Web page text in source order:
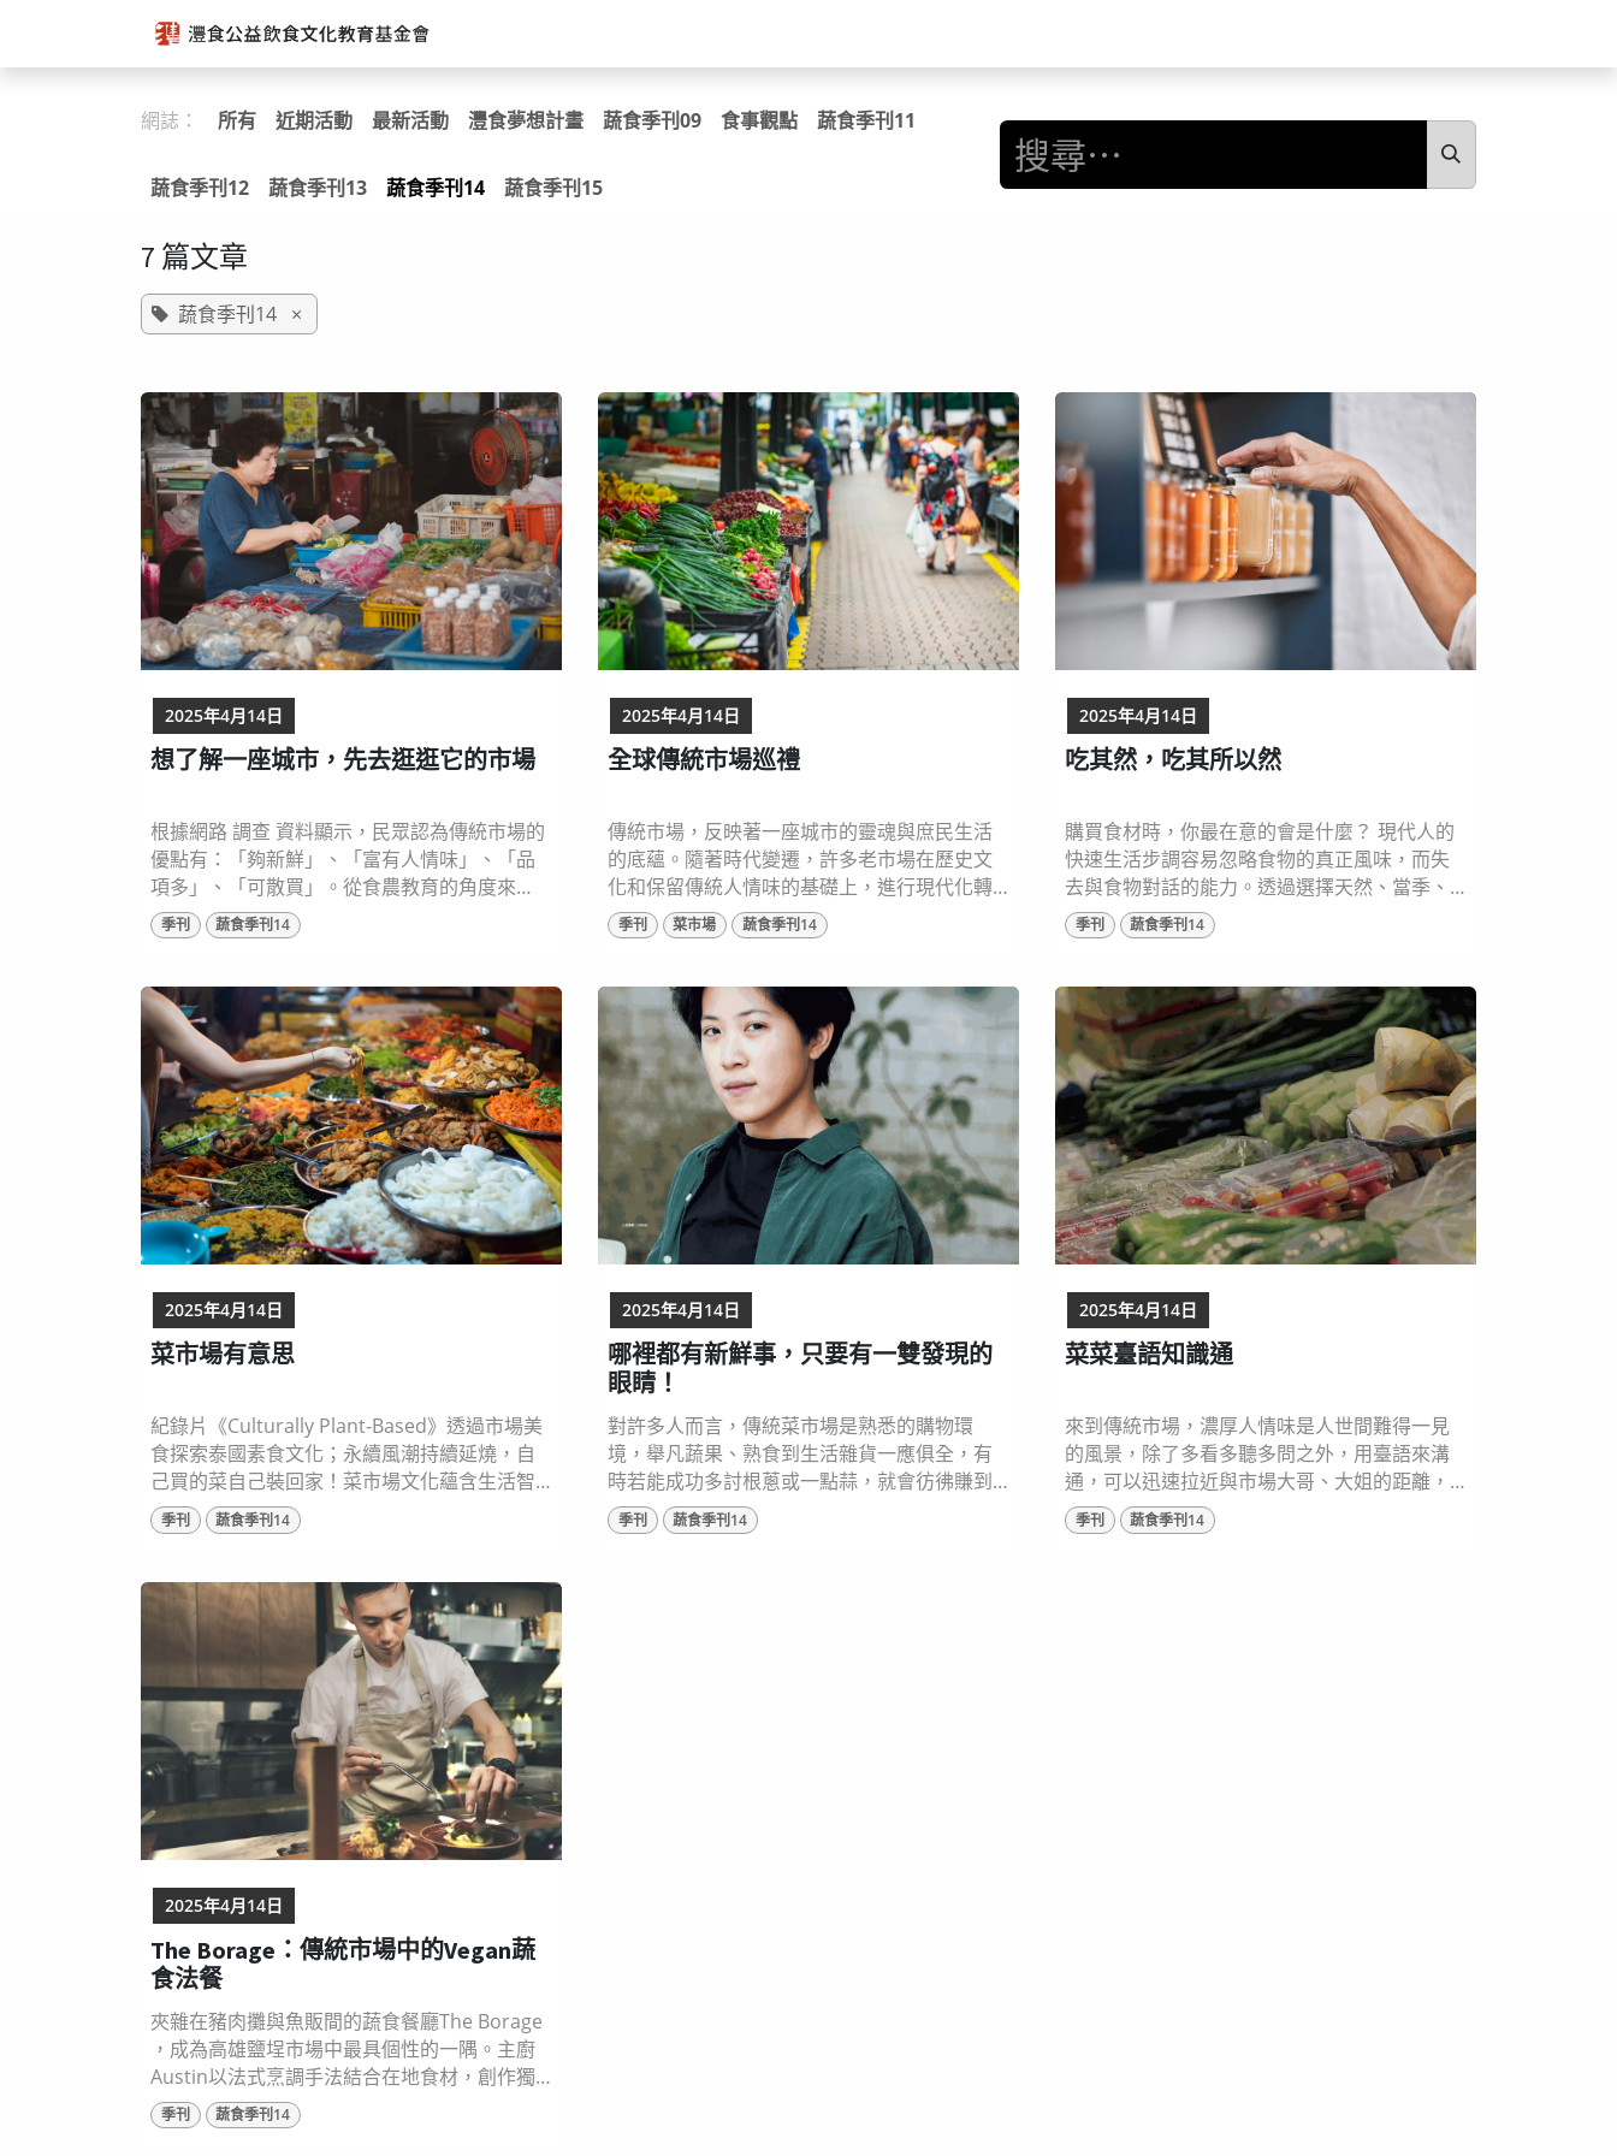
網誌： 所有 近期活動 最新活動 灃食夢想計畫 蔬食季刊09 食事觀點 蔬食季刊11
蔬食季刊12 蔬食季刊13 蔬食季刊14 蔬食季刊15
7 篇文章
蔬食季刊14 ×
想了解一座城市，先去逛逛它的市場
根據網路 調查 資料顯示，民眾認為傳統市場的
優點有：「夠新鮮」、「富有人情味」、「品
項多」、「可散買」。從食農教育的角度來
看，傳統市場是一個認識食物來源的絕佳場
域，提供豐富而實際的學習機會，讓人們更深
過與攤販交流，了解哪些蔬果是當季產物，進
而認識節氣與農作物生長的關係，培養消費者
選擇當季食材的習慣，不僅吃到健康，也能支
持在地農業發展。 觀察飲食文化 ...
季刊 蔬食季刊14
2025年4月14日
全球傳統市場巡禮
傳統市場，反映著一座城市的靈魂與庶民生活
的底蘊。隨著時代變遷，許多老市場在歷史文
化和保留傳統人情味的基礎上，進行現代化轉
型以適應當代需求，重視永續發展、改善衛生
條件、融入藝術裝置和烹飪體驗活動等，完美
目光。 讓我們一起踏上這場感官與文化的盛
宴，探索全球市場交織而成的精彩故事。 圖片
來源：shutterstock 牛車水市場｜新加坡 牛車
水市場在 1930 年...
季刊 菜市場 蔬食季刊14
2025年4月14日
吃其然，吃其所以然
購買食材時，你最在意的會是什麼？ 現代人的
快速生活步調容易忽略食物的真正風味，而失
去與食物對話的能力。透過選擇天然、當季、
產地透明的食材，能夠重新連結回土地，成為
聰明的消費者。習慣在家中烹飪，不僅有助健
家常菜帶來幸福感與累積味覺記憶，全家人若
能好好坐下吃一頓飯，同時了解餐桌上的每種
食材，這樣不僅能吃其然，也能吃出其所以
然。 圖片來源：shutterstock...
季刊 蔬食季刊14
2025年4月14日
菜市場有意思
紀錄片《Culturally Plant-Based》透過市場美
食探索泰國素食文化；永續風潮持續延燒，自
己買的菜自己裝回家！菜市場文化蘊含生活智
慧，還可以運用在投資市場上？臺灣市場常見
的紅綠藍三色包，你知道它真正的名稱嗎？如
「少年阿公」怎麼做！ 圖片來源：
shutterstock 泰國的街頭無肉美食 2025年全新
系列紀錄片 《Culturally Plan...
季刊 蔬食季刊14
2025年4月14日
哪裡都有新鮮事，只要有一雙發現的
眼睛！
對許多人而言，傳統菜市場是熟悉的購物環
境，舉凡蔬果、熟食到生活雜貨一應俱全，有
時若能成功多討根蔥或一點蒜，就會彷彿賺到
而開心不已。然而，對作家蘇凌而言，走進菜
市場的目的並非買菜，而是「觀察」，舉凡招
季刊 蔬食季刊14
2025年4月14日
菜菜臺語知識通
來到傳統市場，濃厚人情味是人世間難得一見
的風景，除了多看多聽多問之外，用臺語來溝
通，可以迅速拉近與市場大哥、大姐的距離，
也是了解食材故事的好方法。有些蔬果照著字
面可略知一二其發音，但有些蔬果的名稱，真
季刊 蔬食季刊14
2025年4月14日
The Borage：傳統市場中的Vegan蔬
食法餐
夾雜在豬肉攤與魚販間的蔬食餐廳The Borage
，成為高雄鹽埕市場中最具個性的一隅。主廚
Austin以法式烹調手法結合在地食材，創作獨
特的「短套餐」，體現「越在地，即越國際」
精神。他相信，用心的料理能賦予菜餚靈魂，
季刊 蔬食季刊14
2025年4月14日